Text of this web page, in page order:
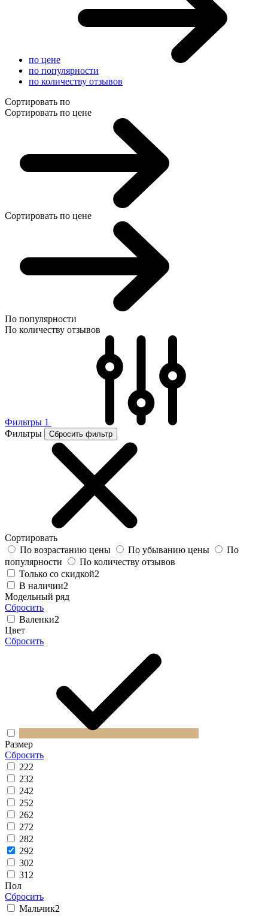
по цене
по популярности
по количеству отзывов
Сортировать по
Сортировать по цене
Сортировать по цене
По популярности
По количеству отзывов
Фильтры 1
Фильтры
Сбросить фильтр
Сортировать
По возрастанию цены
По убыванию цены
По
популярности
По количеству отзывов
Только со скидкой2
В наличии2
Модельный ряд
Сбросить
Валенки2
Цвет
Сбросить
Размер
Сбросить
222
232
242
252
262
272
282
292
302
31 2
Пол
Сбросить
Мальчик2